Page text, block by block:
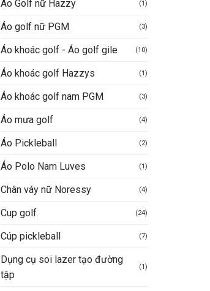
Áo Golf nữ Hazzy (1)
Áo golf nữ PGM (3)
Áo khoác golf - Áo golf gile (10)
Áo khoác golf Hazzys (1)
Áo khoác golf nam PGM (3)
Áo mưa golf (4)
Áo Pickleball (2)
Áo Polo Nam Luves (1)
Chân váy nữ Noressy (4)
Cup golf (24)
Cúp pickleball (7)
Dụng cụ soi lazer tạo đường
tập
(1)